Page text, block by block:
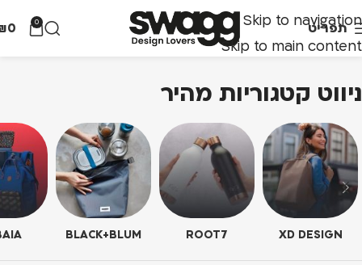
Skip to navigation
Skip to main content
תפריט 0
0
ניווט קטגוריות מהיר
XD DESIGN
ROOT7
BLACK+BLUM